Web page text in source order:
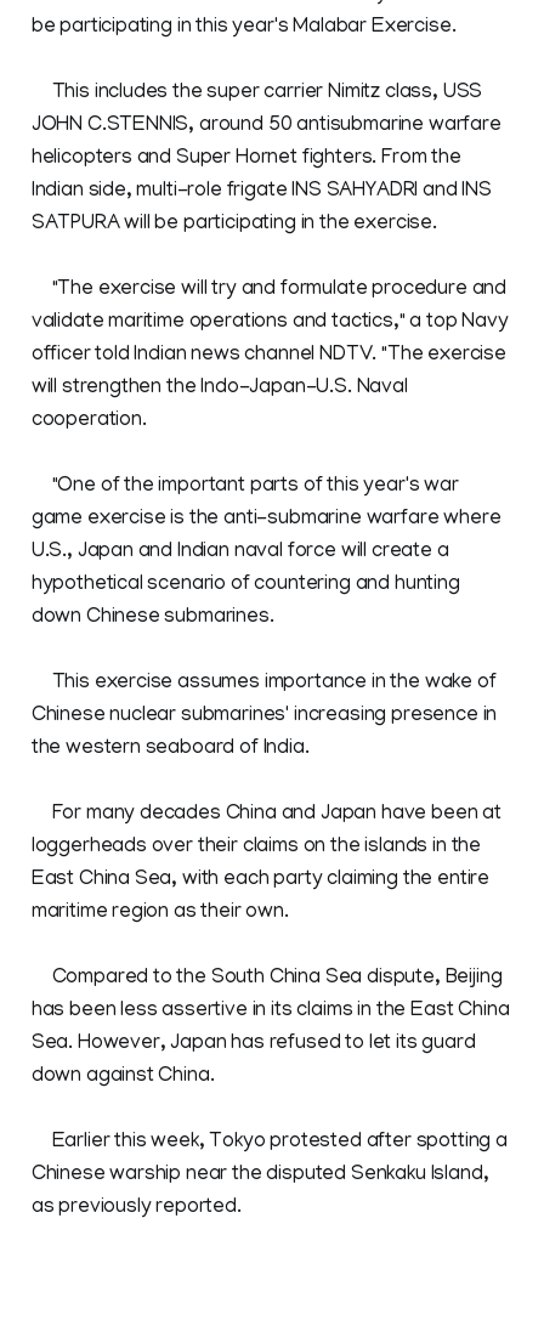
be participating in this year's Malabar Exercise.
This includes the super carrier Nimitz class, USS
JOHN C.STENNIS, around 50 antisubmarine warfare
helicopters and Super Hornet fighters. From the
Indian side, multi-role frigate INS SAHYADRI and INS
SATPURA will be participating in the exercise.
"The exercise will try and formulate procedure and
validate maritime operations and tactics," a top Navy
officer told Indian news channel NDTV. "The exercise
will strengthen the Indo-Japan-U.S. Naval
cooperation.
"One of the important parts of this year's war
game exercise is the anti-submarine warfare where
U.S., Japan and Indian naval force will create a
hypothetical scenario of countering and hunting
down Chinese submarines.
This exercise assumes importance in the wake of
Chinese nuclear submarines' increasing presence in
the western seaboard of India.
For many decades China and Japan have been at
loggerheads over their claims on the islands in the
East China Sea, with each party claiming the entire
maritime region as their own.
Compared to the South China Sea dispute, Beijing
has been less assertive in its claims in the East China
Sea. However, Japan has refused to let its guard
down against China.
Earlier this week, Tokyo protested after spotting a
Chinese warship near the disputed Senkaku Island,
as previously reported.